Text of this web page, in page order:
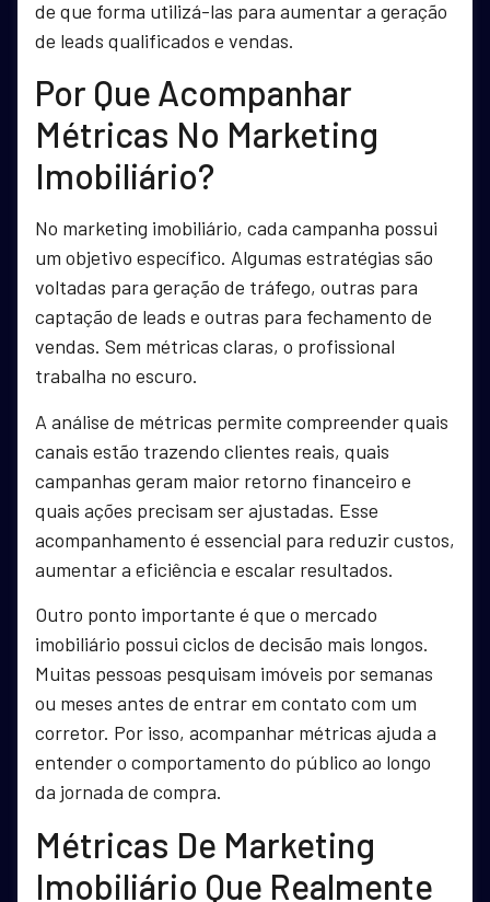
de que forma utilizá-las para aumentar a geração
de leads qualificados e vendas.
Por Que Acompanhar
Métricas No Marketing
Imobiliário?
No marketing imobiliário, cada campanha possui
um objetivo específico. Algumas estratégias são
voltadas para geração de tráfego, outras para
captação de leads e outras para fechamento de
vendas. Sem métricas claras, o profissional
trabalha no escuro.
A análise de métricas permite compreender quais
canais estão trazendo clientes reais, quais
campanhas geram maior retorno financeiro e
quais ações precisam ser ajustadas. Esse
acompanhamento é essencial para reduzir custos,
aumentar a eficiência e escalar resultados.
Outro ponto importante é que o mercado
imobiliário possui ciclos de decisão mais longos.
Muitas pessoas pesquisam imóveis por semanas
ou meses antes de entrar em contato com um
corretor. Por isso, acompanhar métricas ajuda a
entender o comportamento do público ao longo
da jornada de compra.
Métricas De Marketing
Imobiliário Que Realmente